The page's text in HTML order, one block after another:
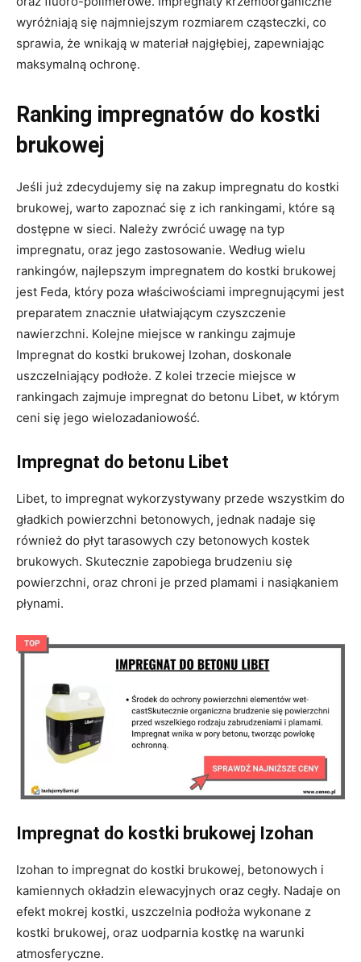
wyróżniają się najmniejszym rozmiarem cząsteczki, co
sprawia, że wnikają w materiał najgłębiej, zapewniając
maksymalną ochronę.
Ranking impregnatów do kostki
brukowej
Jeśli już zdecydujemy się na zakup impregnatu do kostki
brukowej, warto zapoznać się z ich rankingami, które są
dostępne w sieci. Należy zwrócić uwagę na typ
impregnatu, oraz jego zastosowanie. Według wielu
rankingów, najlepszym impregnatem do kostki brukowej
jest Feda, który poza właściwościami impregnującymi jest
preparatem znacznie ułatwiającym czyszczenie
nawierzchni. Kolejne miejsce w rankingu zajmuje
Impregnat do kostki brukowej Izohan, doskonale
uszczelniający podłoże. Z kolei trzecie miejsce w
rankingach zajmuje impregnat do betonu Libet, w którym
ceni się jego wielozadaniowość.
Impregnat do betonu Libet
Libet, to impregnat wykorzystywany przede wszystkim do
gładkich powierzchni betonowych, jednak nadaje się
również do płyt tarasowych czy betonowych kostek
brukowych. Skutecznie zapobiega brudzeniu się
powierzchni, oraz chroni je przed plamami i nasiąkaniem
płynami.
Impregnat do kostki brukowej Izohan
Izohan to impregnat do kostki brukowej, betonowych i
kamiennych okładzin elewacyjnych oraz cegły. Nadaje on
efekt mokrej kostki, uszczelnia podłoża wykonane z
kostki brukowej, oraz uodparnia kostkę na warunki
atmosferyczne.